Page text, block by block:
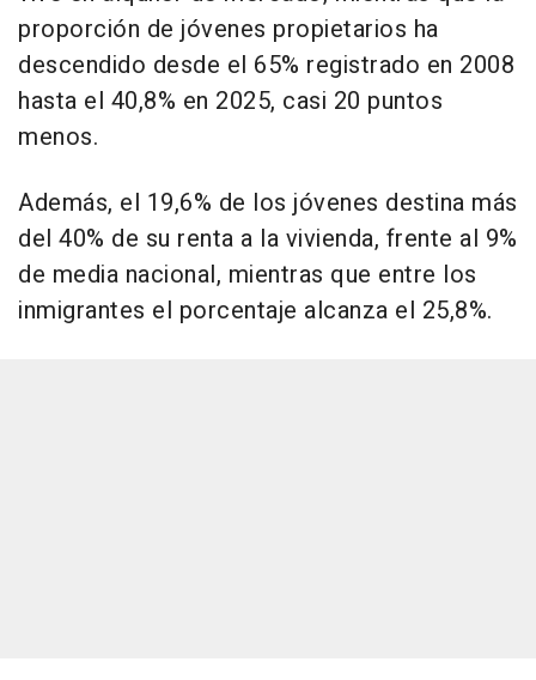
proporción de jóvenes propietarios ha
descendido desde el 65% registrado en 2008
hasta el 40,8% en 2025, casi 20 puntos
menos.
Además, el 19,6% de los jóvenes destina más
del 40% de su renta a la vivienda, frente al 9%
de media nacional, mientras que entre los
inmigrantes el porcentaje alcanza el 25,8%.